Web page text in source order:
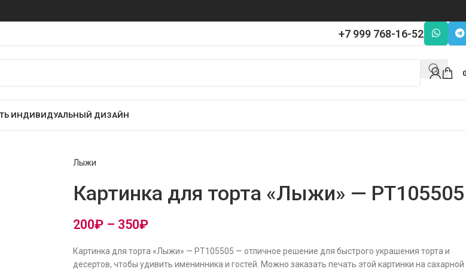
+7 999 768-16-52
0
ИНДИВИДУАЛЬНЫЙ ДИЗАЙН
Лыжи
Картинка для торта «Лыжи» — PT105505
200₽ – 350₽
Картинка для торта «Лыжи» — PT105505 — отличное решение для быстрого украшения торта и
десертов, чтобы удивить именинника и гостей. Можно заказать печать этой картинки на сахарной